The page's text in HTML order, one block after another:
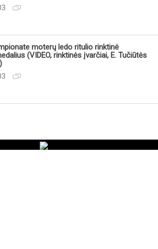
moterų ledo ritulio rinktinė
(VIDEO, rinktinės įvarčiai, E. Tučiūtės